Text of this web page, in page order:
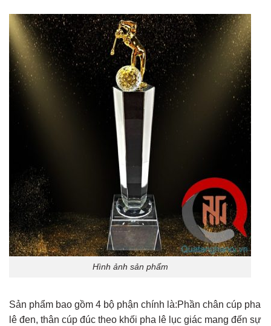
Hình ảnh sản phẩm
Sản phẩm bao gồm 4 bộ phận chính là:Phần chân cúp pha
lê đen, thân cúp đúc theo khối pha lê lục giác mang đến sự